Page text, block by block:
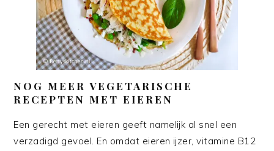
NOG MEER VEGETARISCHE
RECEPTEN MET EIEREN
Een gerecht met eieren geeft namelijk al snel een
verzadigd gevoel. En omdat eieren ijzer, vitamine B12